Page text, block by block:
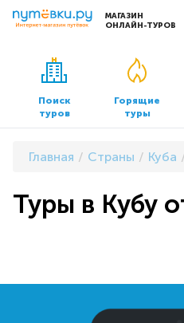
МАГАЗИН
ОНЛАЙН-ТУРОВ
Сервисы
Бронирование отелей
Трансфер
Офисы продаж
Поиск
туров
Горящие
туры
Главная Страны Куба
Туры в Кубу